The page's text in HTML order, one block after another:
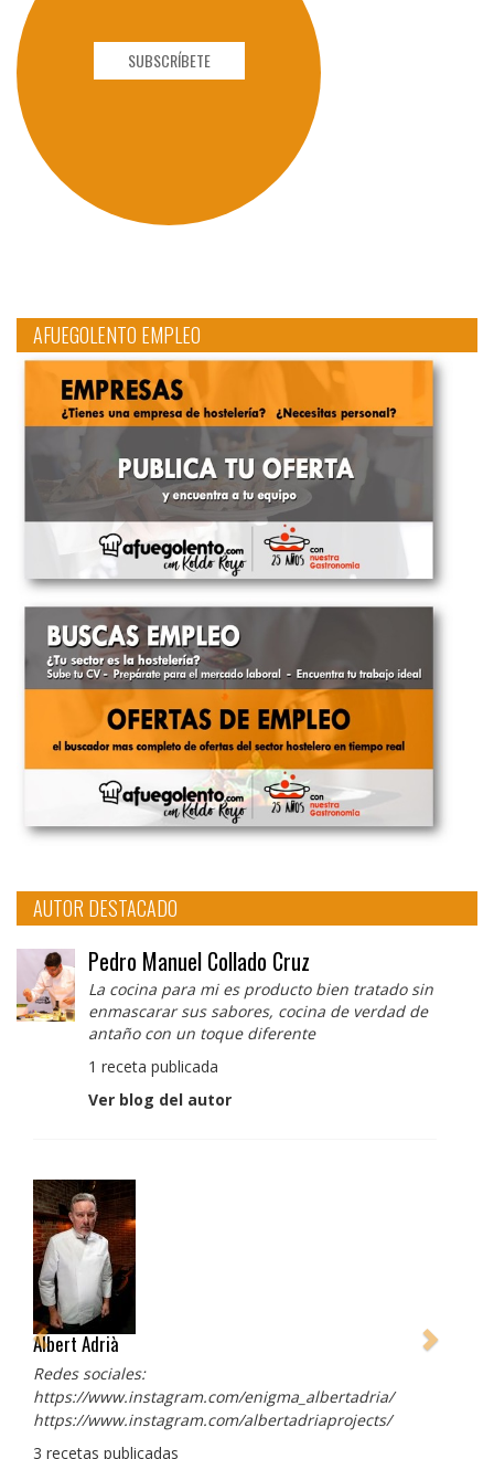
SUBSCRÍBETE
AFUEGOLENTO EMPLEO
AUTOR DESTACADO
Pedro Manuel Collado Cruz
La cocina para mi es producto bien tratado sin
enmascarar sus sabores, cocina de verdad de
antaño con un toque diferente
1 receta publicada
Ver blog del autor
Albert Adrià
Redes sociales:
https://www.instagram.com/enigma_albertadria/
https://www.instagram.com/albertadriaprojects/
3 recetas publicadas